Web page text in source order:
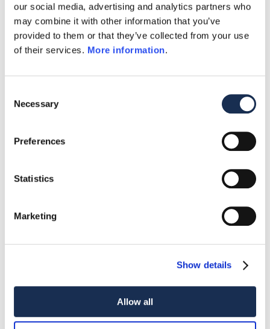
our social media, advertising and analytics partners who
may combine it with other information that you’ve
provided to them or that they’ve collected from your use
of their services. More information.
Selection
Necessary
Preferences
Statistics
Marketing
Show details
Allow all
al trattamento dei miei Dati Personali per la
di cui alla sua sezione 3.c.
acconsento
di cui
alla sua sezione 3.d.
al trattamento dei miei Dati Personali per la